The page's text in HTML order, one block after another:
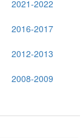
2021-2022
2016-2017
2012-2013
2008-2009